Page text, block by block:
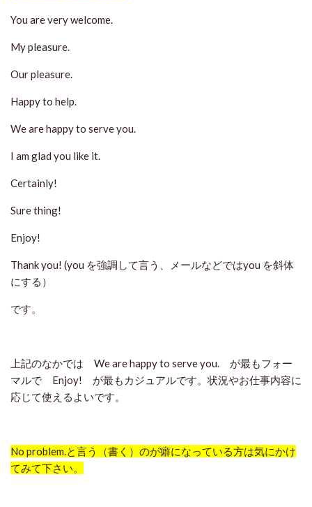
You are very welcome.
My pleasure.
Our pleasure.
Happy to help.
We are happy to serve you.
I am glad you like it.
Certainly!
Sure thing!
Enjoy!
Thank you! (you を強調して言う、メールなどではyou を斜体
にする）
です。
上記のなかでは We are happy to serve you. が最もフォー
マルで Enjoy! が最もカジュアルです。状況やお仕事内容に
応じて使えるよいです。
No problem.と言う（書く）のが癖になっている方は気にかけ
てみて下さい。